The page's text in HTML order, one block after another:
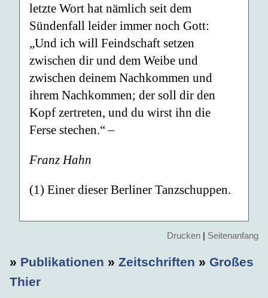
letzte Wort hat nämlich seit dem
Sündenfall leider immer noch Gott:
„Und ich will Feindschaft setzen
zwischen dir und dem Weibe und
zwischen deinem Nachkommen und
ihrem Nachkommen; der soll dir den
Kopf zertreten, und du wirst ihn die
Ferse stechen.“ –
Franz Hahn
(1) Einer dieser Berliner Tanzschuppen.
Drucken | Seitenanfang
» Publikationen » Zeitschriften » Großes
Thier